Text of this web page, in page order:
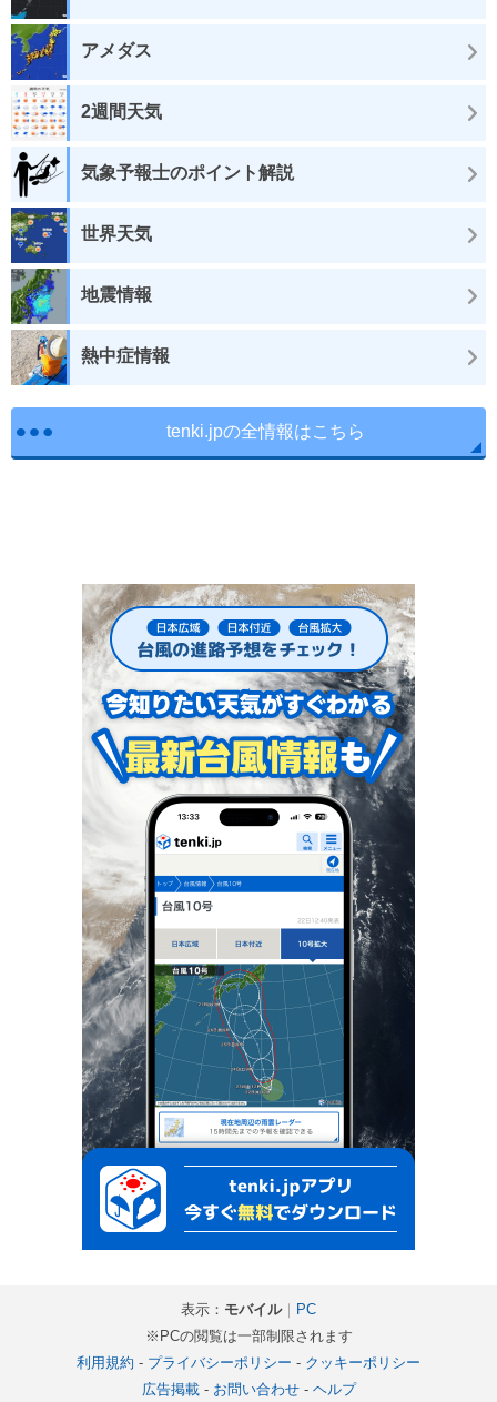
アメダス
2週間天気
気象予報士のポイント解説
世界天気
地震情報
熱中症情報
tenki.jpの全情報はこちら
表示： モバイル｜ PC
※PCの閲覧は一部制限されます
利用規約 - プライバシーポリシー - クッキーポリシー
広告掲載- お問い合わせ- ヘルプ